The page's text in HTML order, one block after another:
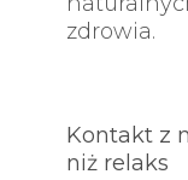
zdrowia.
Kontakt z
niż relaks